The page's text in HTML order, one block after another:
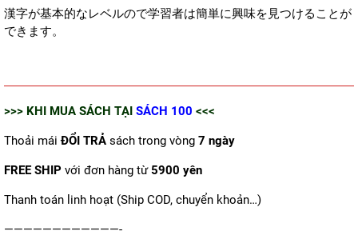
漢字が基本的なレベルので学習者は簡単に興味を見つけることが
できます。
>>> KHI MUA SÁCH TẠI SÁCH 100 <<<
Thoải máiĐỔI TRẢ sách trong vòng 7 ngày
FREE SHIP với đơn hàng từ5900 yên
Thanh toán linh hoạt (Ship COD, chuyển khoản…)